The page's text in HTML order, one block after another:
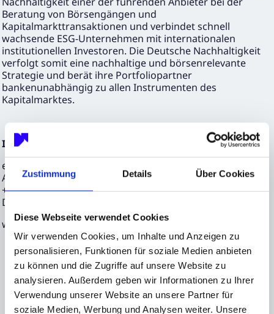
Zustimmung Details Über Cookies
Diese Webseite verwendet Cookies
Wir verwenden Cookies, um Inhalte und Anzeigen zu
personalisieren, Funktionen für soziale Medien anbieten
zu können und die Zugriffe auf unsere Website zu
analysieren. Außerdem geben wir Informationen zu Ihrer
Verwendung unserer Website an unsere Partner für
soziale Medien, Werbung und Analysen weiter. Unsere
Beratung von Börsengängen und
Kapitalmarkttransaktionen und verbindet schnell
wachsende ESG-Unternehmen mit internationalen
institutionellen Investoren. Die Deutsche Nachhaltigkeit
verfolgt somit eine nachhaltige und börsenrelevante
Strategie und berät ihre Portfoliopartner
bankenunabhängig zu allen Instrumenten des
Kapitalmarktes.
Investor Relations und Media Relations
edicto GmbH
Axel Mühlhaus / Svenja Liebig
+49 69 90550 5-50
DN@edicto.de
www.deutsche-nachhaltigkeit.com